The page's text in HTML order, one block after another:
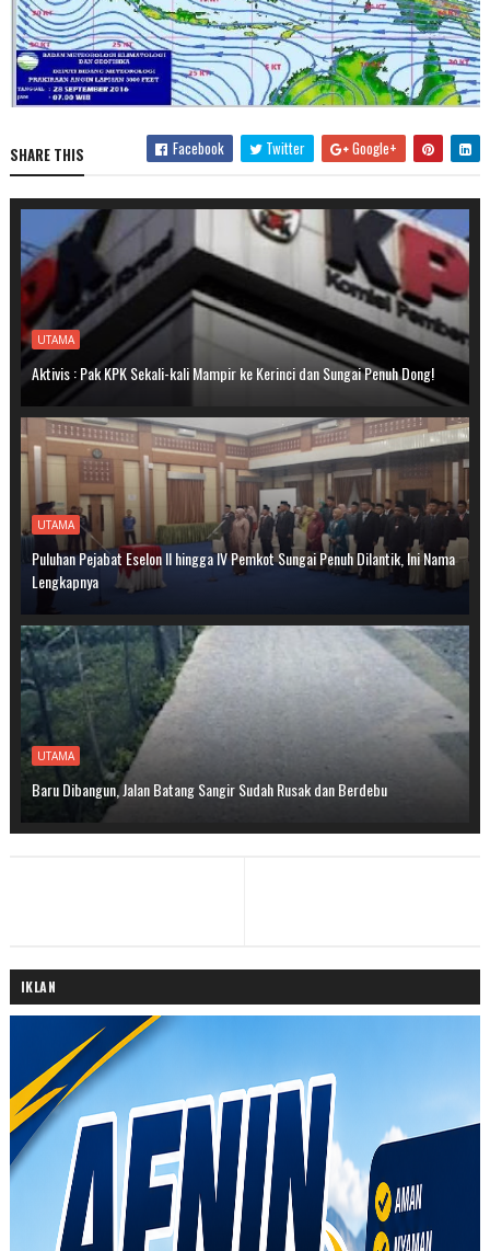
SHARE THIS Facebook Twitter Google+
UTAMA
Aktivis : Pak KPK Sekali-kali Mampir ke Kerinci dan Sungai Penuh Dong!
UTAMA
Puluhan Pejabat Eselon II hingga IV Pemkot Sungai Penuh Dilantik, Ini Nama
Lengkapnya
UTAMA
Baru Dibangun, Jalan Batang Sangir Sudah Rusak dan Berdebu
IKLAN